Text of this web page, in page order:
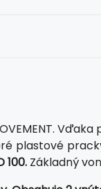
plastové
100. Základný